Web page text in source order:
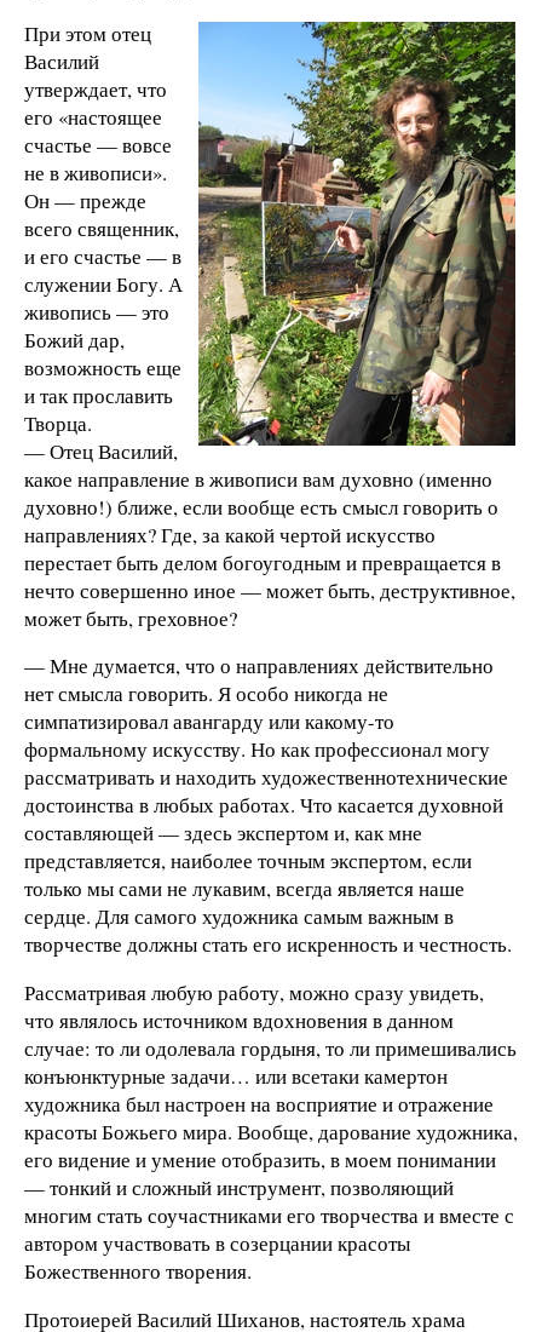
При этом отец
Василий
утверждает, что
его «настоящее
счастье — вовсе
не в живописи».
Он — прежде
всего священник,
и его счастье — в
служении Богу. А
живопись — это
Божий дар,
возможность еще
и так прославить
Творца.
— Отец Василий,
какое направление в живописи вам духовно (именно
духовно!) ближе, если вообще есть смысл говорить о
направлениях? Где, за какой чертой искусство
перестает быть делом богоугодным и превращается в
нечто совершенно иное — может быть, деструктивное,
может быть, греховное?
— Мне думается, что о направлениях действительно
нет смысла говорить. Я особо никогда не
симпатизировал авангарду или какому-то
формальному искусству. Но как профессионал могу
рассматривать и находить художественно­технические
достоинства в любых работах. Что касается духовной
составляющей — здесь экспертом и, как мне
представляется, наиболее точным экспертом, если
только мы сами не лукавим, всегда является наше
сердце. Для самого художника самым важным в
творчестве должны стать его искренность и честность.
Рассматривая любую работу, можно сразу увидеть,
что являлось источником вдохновения в данном
случае: то ли одолевала гордыня, то ли примешивались
конъюнктурные задачи… или все­таки камертон
художника был настроен на восприятие и отражение
красоты Божьего мира. Вообще, дарование художника,
его видение и умение отобразить, в моем понимании
— тонкий и сложный инструмент, позволяющий
многим стать соучастниками его творчества и вместе с
автором участвовать в созерцании красоты
Божественного творения.
Протоиерей Василий Шиханов, настоятель храма